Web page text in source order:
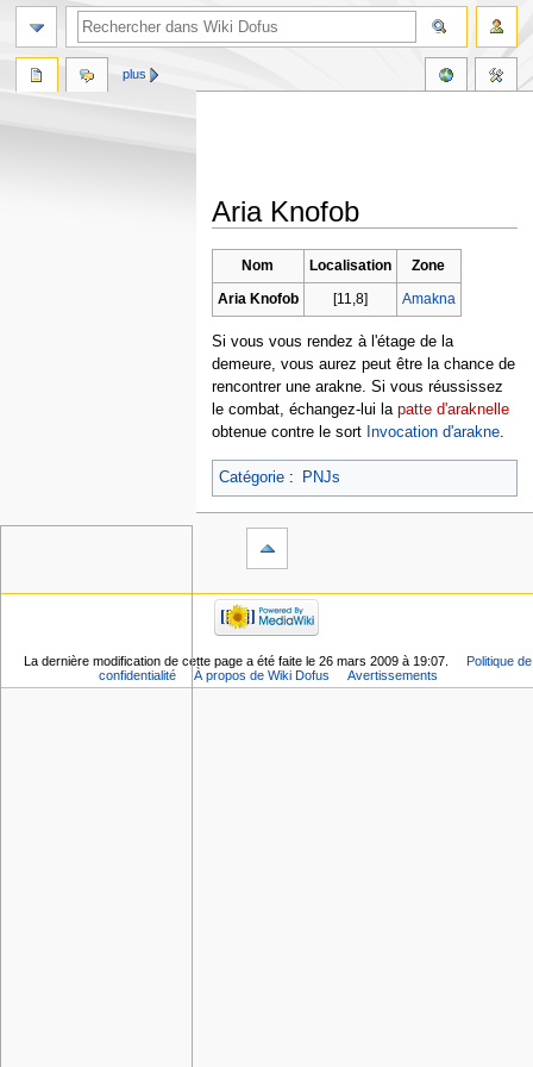
Aria Knofob
à
la
à
la
Nom Localisation
Zone
Aria Knofob
[11,8] Amakna
Si vous vous rendez à l'étage de la
demeure, vous aurez peut être la chance de
rencontrer une arakne. Si vous réussissez
le combat, échangez-lui la patte d'araknelle
obtenue contre le sort Invocation d'arakne.
Catégorie: PNJs
plus
La dernière modification de cette page a été faite le 26 mars 2009 à 19:07.
Politique de
confidentialité
À propos de Wiki Dofus Avertissements